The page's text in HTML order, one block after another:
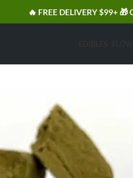
🔥 FREE DELIVERY $99+